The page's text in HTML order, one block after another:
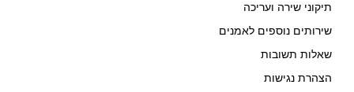
תיקוני שירה ועריכה
שירותים נוספים לאמנים
שאלות תשובות
הצהרת נגישות